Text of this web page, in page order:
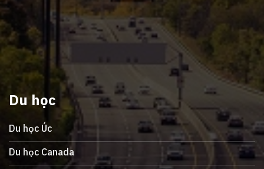
Du học
Du học Úc
Du học Canada